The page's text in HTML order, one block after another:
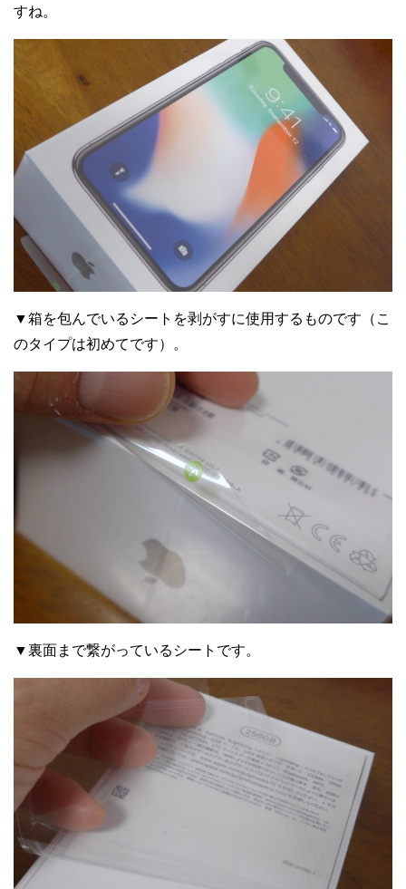
すね。
▼箱を包んでいるシートを剥がすに使用するものです（こ
のタイプは初めてです）。
▼裏面まで繋がっているシートです。